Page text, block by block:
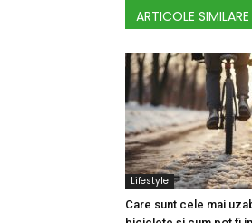
ARTICOLE SIMILARE
Lifestyle
Care sunt cele mai